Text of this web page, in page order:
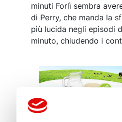
minuti Forlì sembra
di Perry, che manda la
più lucida negli episodi
minuto, chiudendo i